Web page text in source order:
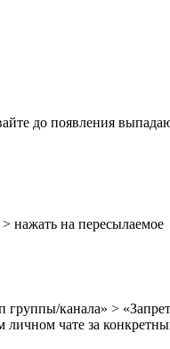
до появления
нажать на пересылаемое
канала» >
личном чате за